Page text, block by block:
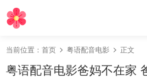
当前位置： 首页 粤语配音电影 正文
粤语配音电影爸妈不在家